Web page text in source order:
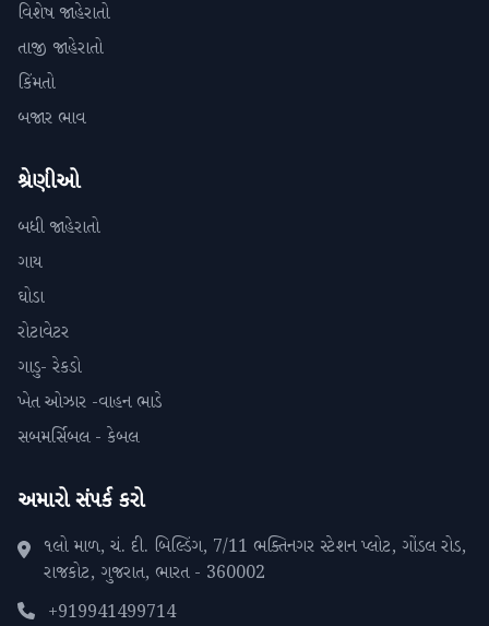
વિશેષ જાહેરાતો
તાજી જાહેરાતો
કિંમતો
બજાર ભાવ
શ્રેણીઓ
બધી જાહેરાતો
ગાય
ઘોડા
રોટાવેટર
ગાડુ- રેકડો
ખેત ઓઝાર -વાહન ભાડે
સબમર્સિબલ - કેબલ
અમારો સંપર્ક કરો
૧લો માળ, ચં. દી. બિલ્ડિંગ, 7/11 ભક્તિનગર સ્ટેશન પ્લોટ, ગોંડલ રોડ,
રાજકોટ, ગુજરાત, ભારત - 360002
+919941499714